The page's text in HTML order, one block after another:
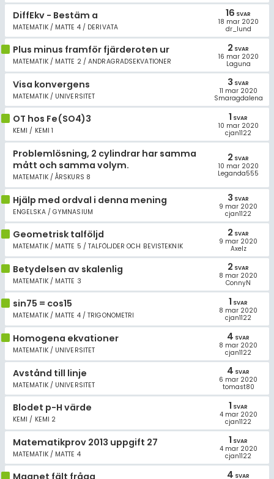
DiffEkv - Bestäm a
MATEMATIK / MATTE 4 / DERIVATA
16 SVAR
18 mar 2020
dr_lund
Plus minus framför fjärderoten ur
MATEMATIK / MATTE 2 / ANDRAGRADSEKVATIONER
2 SVAR
16 mar 2020
Laguna
Visa konvergens
MATEMATIK / UNIVERSITET
3 SVAR
11 mar 2020
Smaragdalena
OT hos Fe(SO4)3
KEMI / KEMI 1
1 SVAR
10 mar 2020
cjan1122
Problemlösning, 2 cylindrar har samma
mått och samma volym.
MATEMATIK / ÅRSKURS 8
2 SVAR
10 mar 2020
Leganda555
Hjälp med ordval i denna mening
ENGELSKA / GYMNASIUM
3 SVAR
9 mar 2020
cjan1122
Geometrisk talföljd
MATEMATIK / MATTE 5 / TALFÖLJDER OCH BEVISTEKNIK
2 SVAR
9 mar 2020
Axelz
Betydelsen av skalenlig
MATEMATIK / MATTE 3
2 SVAR
8 mar 2020
ConnyN
sin75 = cos15
MATEMATIK / MATTE 4 / TRIGONOMETRI
1 SVAR
8 mar 2020
cjan1122
Homogena ekvationer
MATEMATIK / UNIVERSITET
4 SVAR
8 mar 2020
cjan1122
Avstånd till linje
MATEMATIK / UNIVERSITET
4 SVAR
6 mar 2020
tomast80
Blodet p-H värde
KEMI / KEMI 2
1 SVAR
4 mar 2020
cjan1122
Matematikprov 2013 uppgift 27
MATEMATIK / MATTE 4
1 SVAR
4 mar 2020
cjan1122
4 SVAR